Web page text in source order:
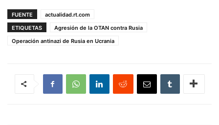
FUENTE
actualidad.rt.com
ETIQUETAS
Agresión de la OTAN contra Rusia
Operación antinazi de Rusia en Ucrania